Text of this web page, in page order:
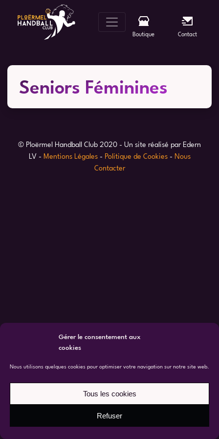
Gérer le consentement aux
cookies
Nous utilisons quelques cookies pour optimiser votre navigation sur notre site web.
Tous les cookies
Refuser
content
Boutique Contact
Seniors Féminines
© Ploërmel Handball Club 2020 - Un site réalisé par Edern
LV -Mentions Légales- Politique de Cookies- Nous
Contacter